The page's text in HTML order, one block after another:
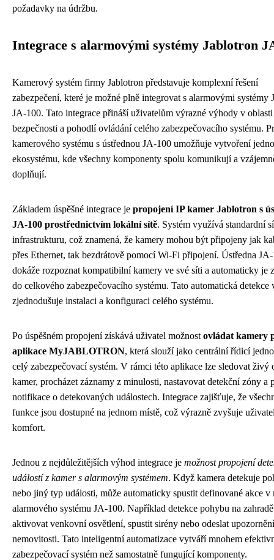
požadavky na údržbu.
Integrace s alarmovými systémy Jablotron
Kamerový systém firmy Jablotron představuje komplexní řešení
zabezpečení, které je možné plně integrovat s alarmovými systémy
JA-100. Tato integrace přináší uživatelům výrazné výhody v oblasti
bezpečnosti a pohodlí ovládání celého zabezpečovacího systému.
kamerového systému s ústřednou JA-100 umožňuje vytvoření
ekosystému, kde všechny komponenty spolu komunikují a
doplňují.
Základem úspěšné integrace je propojení IP kamer Jablotron s
JA-100 prostřednictvím lokální sítě. Systém využívá standardní
infrastrukturu, což znamená, že kamery mohou být připojeny jak
přes Ethernet, tak bezdrátově pomocí Wi-Fi připojení. Ústředna
dokáže rozpoznat kompatibilní kamery ve své síti a automaticky je
do celkového zabezpečovacího systému. Tato automatická detekce
zjednodušuje instalaci a konfiguraci celého systému.
Po úspěšném propojení získává uživatel možnost ovládat kamery
aplikace MyJABLOTRON, která slouží jako centrální řídicí
celý zabezpečovací systém. V rámci této aplikace lze sledovat živý
kamer, procházet záznamy z minulosti, nastavovat detekční zóny a
notifikace o detekovaných událostech. Integrace zajišťuje, že
funkce jsou dostupné na jednom místě, což výrazně zvyšuje
komfort.
Jednou z nejdůležitějších výhod integrace je možnost propojení
událostí z kamer s alarmovým systémem. Když kamera detekuje
nebo jiný typ události, může automaticky spustit definované akce v
alarmového systému JA-100. Například detekce pohybu na
aktivovat venkovní osvětlení, spustit sirény nebo odeslat
nemovitosti. Tato inteligentní automatizace vytváří mnohem
zabezpečovací systém než samostatně fungující komponenty.